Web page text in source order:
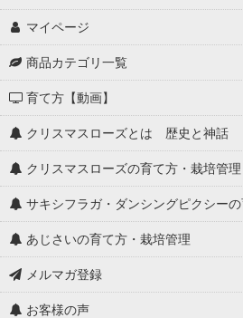
マイページ
商品カテゴリ一覧
育て方【動画】
クリスマスローズとは 歴史と神話
クリスマスローズの育て方・栽培管理
サキシフラガ・ダンシングピクシー
あじさいの育て方・栽培管理
メルマガ登録
お客様の声